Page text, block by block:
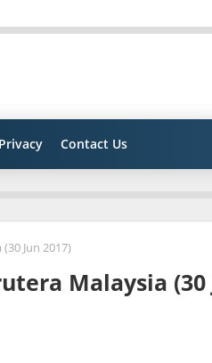
Privacy Contact Us
Jun 2017)
Malaysia (30